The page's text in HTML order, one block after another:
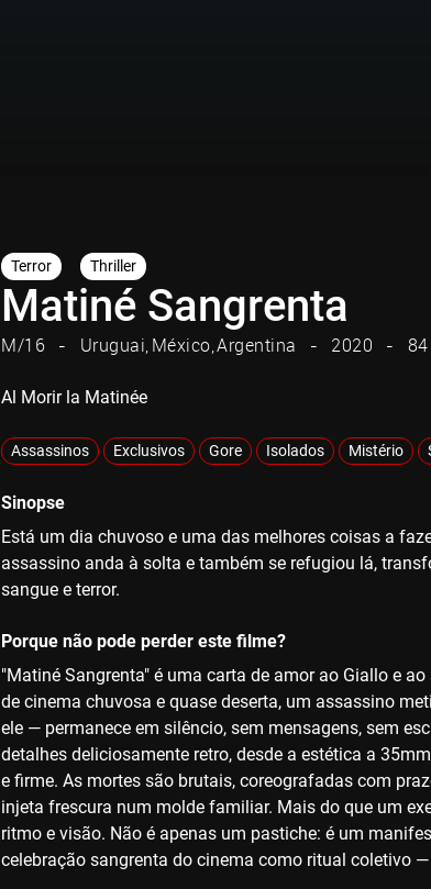
Terror Thriller
Matiné Sangrenta
M/16 Uruguai México Argentina 2020
Al Morir la Matinée
Assassinos Exclusivos Gore Isolados Mistério
Sinopse
Está um dia chuvoso e uma das melhores coisas a
assassino anda à solta e também se refugiou lá,
sangue e terror.
Porque não pode perder este filme?
"Matiné Sangrenta" é uma carta de amor ao Giallo e
de cinema chuvosa e quase deserta, um assassino
ele — permanece em silêncio, sem mensagens, sem
detalhes deliciosamente retro, desde a estética a
e firme. As mortes são brutais, coreografadas com
injeta frescura num molde familiar. Mais do que um
ritmo e visão. Não é apenas um pastiche: é um
celebração sangrenta do cinema como ritual coletivo